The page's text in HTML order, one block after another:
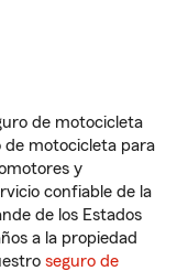
de motocicleta
de motocicleta para
y
confiable de la
de los Estados
a la propiedad
seguro de